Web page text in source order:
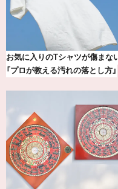
【最新版】20代、30代読者が選
理想の結婚指輪10選